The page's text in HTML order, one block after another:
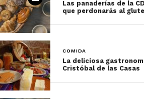
Otra opción parecida son los Vada,
frita a base de lenteja.
Las panaderías de la
que perdonarás al
COMIDA
La deliciosa
Cristóbal de las Casas